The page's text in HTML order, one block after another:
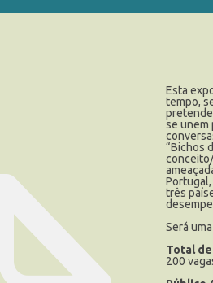
Esta
tempo,
se unem
“Bichos
três
Será
Total
200